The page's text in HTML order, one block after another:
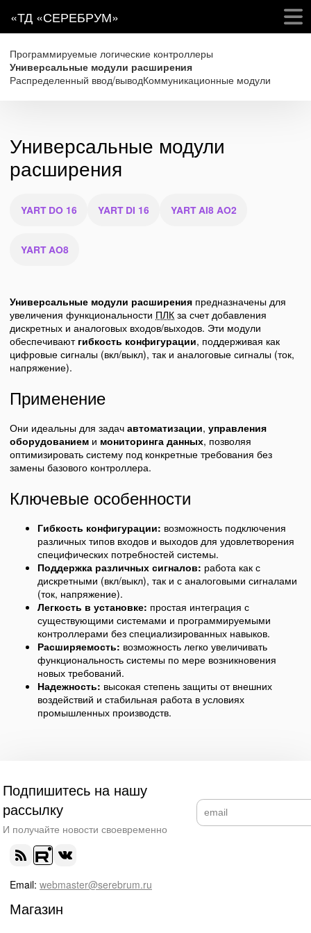
«ТД «СЕРЕБРУМ»
Программируемые логические контроллеры
Универсальные модули расширения
Распределенный ввод/выводКоммуникационные модули
Универсальные модули
расширения
YART DO 16 YART DI 16 YART AI8 AO2
YART AO8
Универсальные модули расширения предназначены для
увеличения функциональности ПЛК за счет добавления
дискретных и аналоговых входов/выходов. Эти модули
обеспечивают гибкость конфигурации, поддерживая как
цифровые сигналы (вкл/выкл), так и аналоговые сигналы (ток,
напряжение).
Применение
Они идеальны для задач автоматизации, управления
оборудованием и мониторинга данных, позволяя
оптимизировать систему под конкретные требования без
замены базового контроллера.
Ключевые особенности
Гибкость конфигурации: возможность подключения
различных типов входов и выходов для удовлетворения
специфических потребностей системы.
Поддержка различных сигналов: работа как с
дискретными (вкл/выкл), так и с аналоговыми сигналами
(ток, напряжение).
Легкость в установке: простая интеграция с
существующими системами и программируемыми
контроллерами без специализированных навыков.
Расширяемость: возможность легко увеличивать
функциональность системы по мере возникновения
новых требований.
Надежность: высокая степень защиты от внешних
воздействий и стабильная работа в условиях
промышленных производств.
Подпишитесь на нашу
рассылку
И получайте новости своевременно
Email: webmaster@serebrum.ru
Магазин